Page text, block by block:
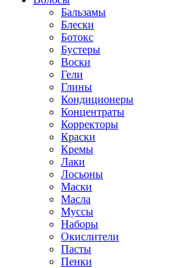
Бальзамы
Блески
Ботокс
Бустеры
Воски
Гели
Глины
Кондиционеры
Концентраты
Корректоры
Краски
Кремы
Лаки
Лосьоны
Маски
Масла
Муссы
Наборы
Окислители
Пасты
Пенки